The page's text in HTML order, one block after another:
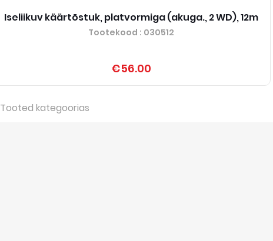
Iseliikuv käärtõstuk, platvormiga (akuga., 2 WD), 12m
Tootekood : 030512
€56.00
Tooted kategoorias